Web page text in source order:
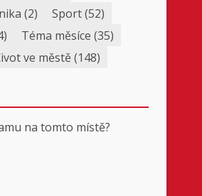
(2) Sport(52)
Téma měsíce (35)
ve městě(148)
na tomto místě?